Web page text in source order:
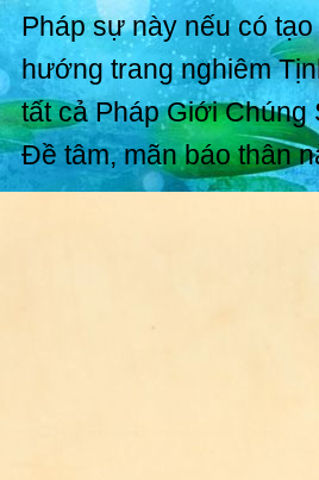
Pháp sự này nếu có
hướng trang nghiêm
tất cả Pháp Giới Chúng
Đề tâm, mãn báo thân